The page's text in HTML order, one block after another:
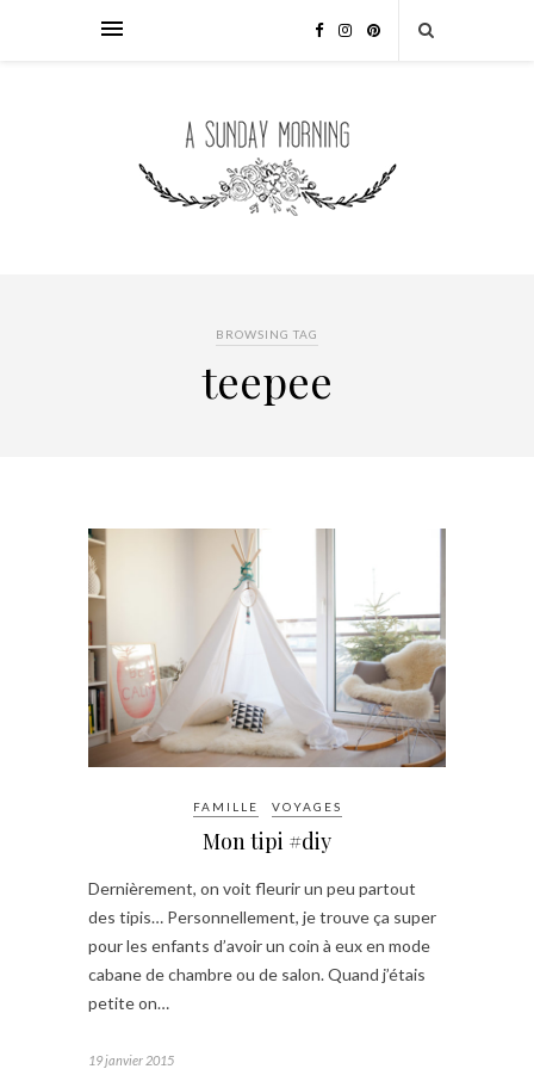
BROWSING TAG
teepee
FAMILLE VOYAGES
Mon tipi #diy
Dernièrement, on voit fleurir un peu partout
des tipis… Personnellement, je trouve ça super
pour les enfants d’avoir un coin à eux en mode
cabane de chambre ou de salon. Quand j’étais
petite on…
19 janvier 2015